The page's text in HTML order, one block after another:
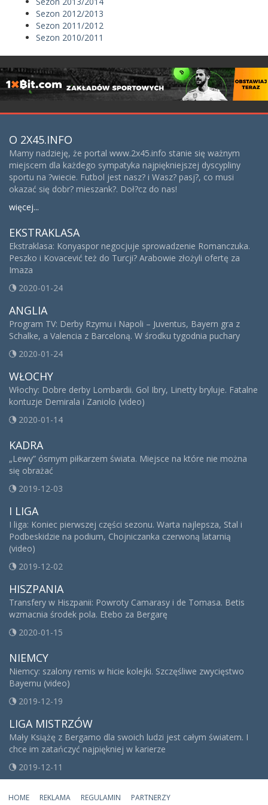
Sezon 2012/2013
Sezon 2011/2012
Sezon 2010/2011
O 2X45.INFO
Mamy nadzieję, że portal www.2x45.info stanie się ważnym
miejscem dla każdego sympatyka najpiękniejszej dyscypliny
sportu na ?wiecie. Futbol jest nasz? i Wasz? pasj?, co musi
okazać się dobr? mieszank?. Doł?cz do nas!
więcej...
EKSTRAKLASA
Ekstraklasa: Konyaspor negocjuje sprowadzenie Romanczuka.
Peszko i Kovacević też do Turcji? Arabowie złożyli ofertę za
Imaza
2020-01-24
ANGLIA
Program TV: Derby Rzymu i Napoli – Juventus, Bayern gra z
Schalke, a Valencia z Barceloną. W środku tygodnia puchary
2020-01-24
WŁOCHY
Włochy: Dobre derby Lombardii. Gol Ibry, Linetty bryluje. Fatalne
kontuzje Demirala i Zaniolo (video)
2020-01-14
KADRA
„Lewy” ósmym piłkarzem świata. Miejsce na które nie można
się obrażać
2019-12-03
I LIGA
I liga: Koniec pierwszej części sezonu. Warta najlepsza, Stal i
Podbeskidzie na podium, Chojniczanka czerwoną latarnią
(video)
2019-12-02
HISZPANIA
Transfery w Hiszpanii: Powroty Camarasy i de Tomasa. Betis
wzmacnia środek pola. Etebo za Bergarę
2020-01-15
NIEMCY
Niemcy: szalony remis w hicie kolejki. Szczęśliwe zwycięstwo
Bayernu (video)
2019-12-19
LIGA MISTRZÓW
Mały Książę z Bergamo dla swoich ludzi jest całym światem. I
chce im zatańczyć najpiękniej w karierze
2019-12-11
HOME REKLAMA REGULAMIN PARTNERZY